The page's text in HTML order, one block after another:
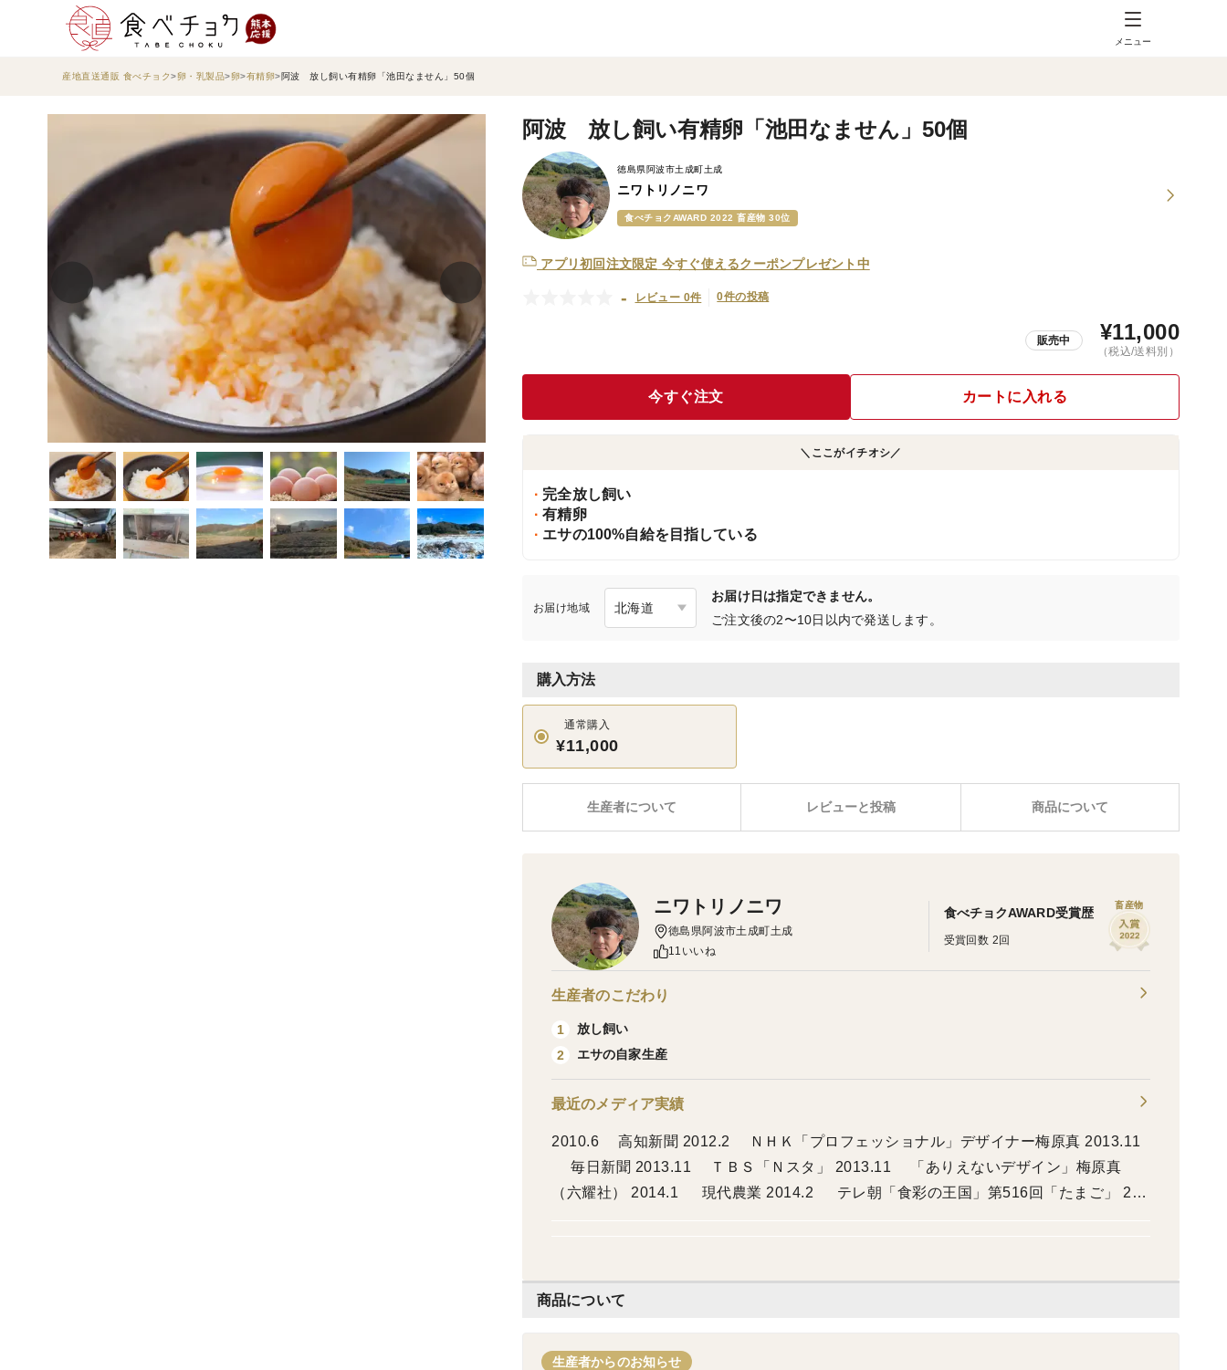
メニュー
産地直送通販 食べチョク 卵・乳製品 卵 有精卵 阿波 放し飼い有精卵「池田なません」50個
阿波 放し飼い有精卵「池田なません」50個
徳島県阿波市土成町土成
ニワトリノニワ
食べチョクAWARD 2022 畜産物 30位
アプリ初回注文限定 今すぐ使えるクーポンプレゼント中
- レビュー 0件 0件の投稿
販売中 ¥11,000
（税込/送料別）
今すぐ注文 カートに入れる
＼ここがイチオシ／
完全放し飼い
有精卵
エサの100%自給を目指している
お届け地域
お届け日は指定できません。
ご注文後の2〜10日以内で発送します。
購入方法
通常購入
¥11,000
レビューと投稿 商品について
生産者について
商品について
生産者からのお知らせ
ニワトリノニワ
徳島県阿波市土成町土成
11いいね
食べチョクAWARD受賞歴
受賞回数 2回
畜産物
生産者のこだわり
1
放し飼い
2
エサの自家生産
最近のメディア実績
2010.6 高知新聞 2012.2 ＮＨＫ「プロフェッショナル」デザイナー梅原真 2013.11
毎日新聞 2013.11 ＴＢＳ「Ｎスタ」 2013.11 「ありえないデザイン」梅原真
（六耀社） 2014.1 現代農業 2014.2 テレ朝「食彩の王国」第516回「たまご」 201